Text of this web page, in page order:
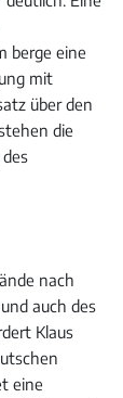
berge eine
mit
über den
die
nach
auch des
Klaus
eine